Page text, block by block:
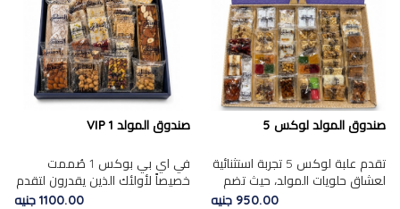
صندوق المولد لوكس 5
تقدم علبة لوكس 5 تجربة استثنائية
لعشاق حلويات المولد، حيث تضم
42 قطعة من تشكيلة فاخرة تجمع
950.00 جنيه
صندوق المولد VIP 1
في اي بي بوكس 1 صُممت
خصيصاً لأولئك الذين يقدرون لتقدم
تجربة استثنائية بوكس تجمع بين
1100.00 جنيه